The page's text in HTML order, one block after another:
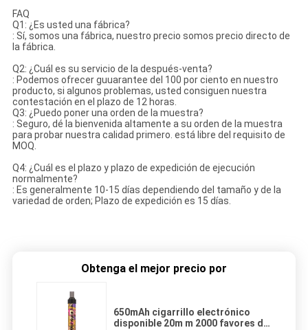
FAQ
Q1: ¿Es usted una fábrica?
: Sí, somos una fábrica, nuestro precio somos precio directo de
la fábrica.
Q2: ¿Cuál es su servicio de la después-venta?
: Podemos ofrecer guuarantee del 100 por ciento en nuestro
producto, si algunos problemas, usted consiguen nuestra
contestación en el plazo de 12 horas.
Q3: ¿Puedo poner una orden de la muestra?
: Seguro, dé la bienvenida altamente a su orden de la muestra
para probar nuestra calidad primero. está libre del requisito de
MOQ.
Q4: ¿Cuál es el plazo y plazo de expedición de ejecución
normalmente?
: Es generalmente 10-15 días dependiendo del tamaño y de la
variedad de orden; Plazo de expedición es 15 días.
Obtenga el mejor precio por
650mAh cigarrillo electrónico
disponible 20m m 2000 favores del